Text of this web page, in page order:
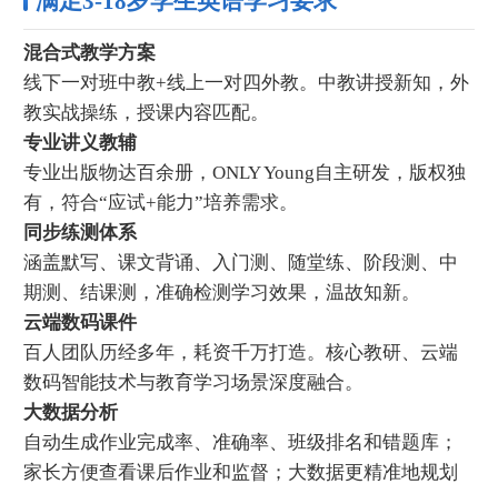
混合式教学方案
线下一对班中教+线上一对四外教。中教讲授新知，外
教实战操练，授课内容匹配。
专业讲义教辅
专业出版物达百余册，ONLY Young自主研发，版权独
有，符合“应试+能力”培养需求。
同步练测体系
涵盖默写、课文背诵、入门测、随堂练、阶段测、中
期测、结课测，准确检测学习效果，温故知新。
云端数码课件
百人团队历经多年，耗资千万打造。核心教研、云端
数码智能技术与教育学习场景深度融合。
大数据分析
自动生成作业完成率、准确率、班级排名和错题库；
家长方便查看课后作业和监督；大数据更精准地规划